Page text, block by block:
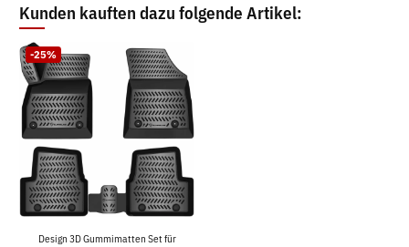
Kunden kauften dazu folgende Artikel:
-25%
Design 3D Gummimatten Set für